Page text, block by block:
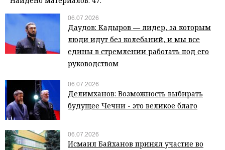
06.07.2026
Даудов: Кадыров — лидер, за которым
люди идут без колебаний, и мы все
едины в стремлении работать под его
руководством
06.07.2026
Делимханов: Возможность выбирать
будущее Чечни - это великое благо
06.07.2026
Исмаил Байханов принял участие во